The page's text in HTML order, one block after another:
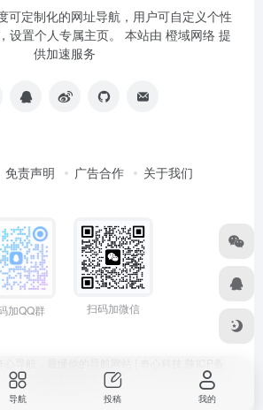
可定制化的网址导航，用户可自定义个性
设置个人专属主页。 本站由 橙域网络 提
供加速服务
免责声明 广告合作 关于我们
加QQ群 扫码加微信
导航 投稿 我的